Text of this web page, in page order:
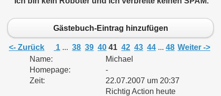
Gästebuch-Eintrag hinzufügen
<- Zurück 1 ... 38 39 40 41 42 43 44 ... 48 Weiter ->
Name:
Michael
Homepage:
-
Zeit:
22.07.2007 um 20:37
Richtig Action heute